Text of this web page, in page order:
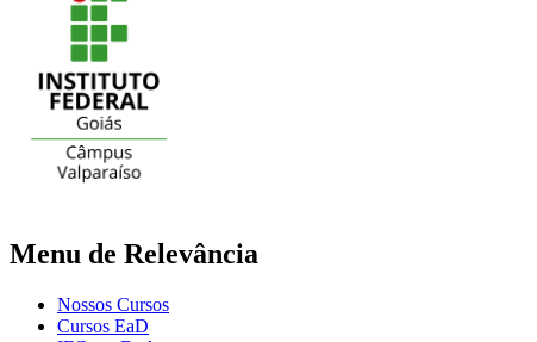
Menu de Relevância
Nossos Cursos
Cursos EaD